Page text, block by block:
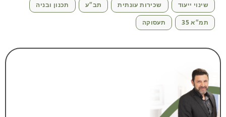
שינוי ייעוד שכירות עונתית תב״ע תכנון ובניה
תמ״א 35 תעסוקה